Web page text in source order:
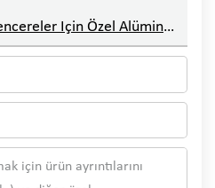
Dayanıklı Kapılar Ve Pencereler Için Özel Alüminyum Profiller